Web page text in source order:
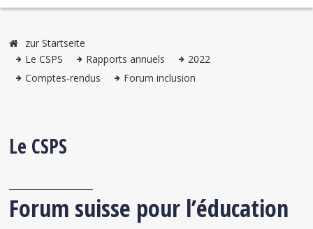
zur Startseite
Le CSPS
Rapports annuels
2022
Comptes-rendus
Forum inclusion
Le CSPS
Forum suisse pour l’éducation